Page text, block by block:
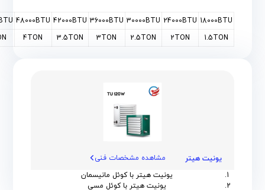
18000BTU
24000BTU
30000BTU
36000BTU
42000BTU
48000BTU
1.5TON
2TON
2.5TON
3TON
3.5TON
4TON
یونیت هیتر
مشاهده مشخصات فنی
یونیت هیتر با کوئل مانیسمان
یونیت هیتر با کوئل مسی